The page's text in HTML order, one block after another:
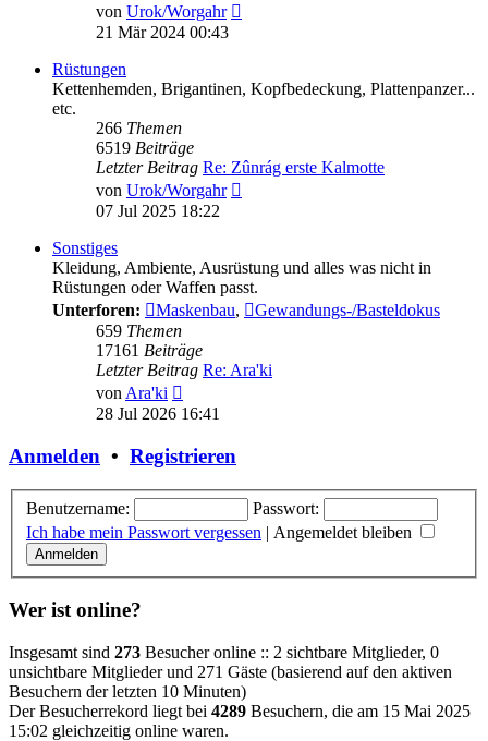
von Urok/Worgahr
21 Mär 2024 00:43
Rüstungen
Kettenhemden, Brigantinen, Kopfbedeckung, Plattenpanzer...
etc.
266 Themen
6519 Beiträge
Letzter Beitrag Re: Zûnrág erste Kalmotte
von Urok/Worgahr
07 Jul 2025 18:22
Sonstiges
Kleidung, Ambiente, Ausrüstung und alles was nicht in
Rüstungen oder Waffen passt.
Unterforen:
Maskenbau,
Gewandungs-/Basteldokus
659 Themen
17161 Beiträge
Letzter Beitrag Re: Ara'ki
vonAra'ki
Beitrag
28 Jul 2026 16:41
Anmelden • Registrieren
Benutzername:
Passwort:
Ich habe mein Passwort vergessen | Angemeldet bleiben
Wer ist online?
Insgesamt sind 273 Besucher online :: 2 sichtbare Mitglieder, 0
unsichtbare Mitglieder und 271 Gäste (basierend auf den aktiven
Besuchern der letzten 10 Minuten)
Der Besucherrekord liegt bei 4289 Besuchern, die am 15 Mai 2025
15:02 gleichzeitig online waren.